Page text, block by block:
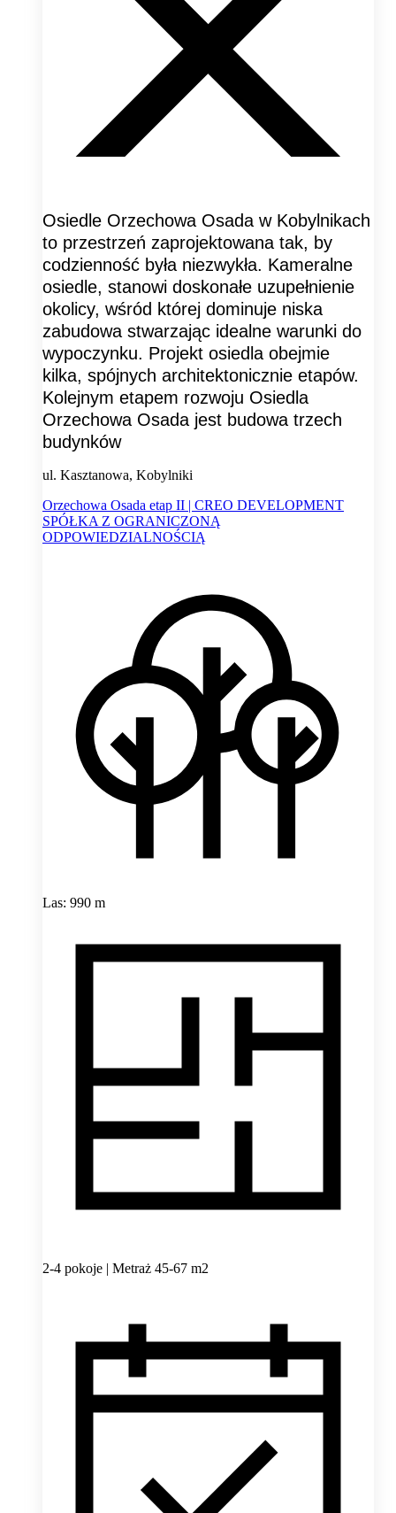
Osiedle Orzechowa Osada w Kobylnikach
to przestrzeń zaprojektowana tak, by
codzienność była niezwykła. Kameralne
osiedle, stanowi doskonałe uzupełnienie
okolicy, wśród której dominuje niska
zabudowa stwarzając idealne warunki do
wypoczynku. Projekt osiedla obejmie
kilka, spójnych architektonicznie etapów.
Kolejnym etapem rozwoju Osiedla
Orzechowa Osada jest budowa trzech
budynków
ul. Kasztanowa, Kobylniki
Orzechowa Osada etap II | CREO DEVELOPMENT
SPÓŁKA Z OGRANICZONĄ
ODPOWIEDZIALNOŚCIĄ
Las: 990 m
2-4 pokoje | Metraż 45-67 m2